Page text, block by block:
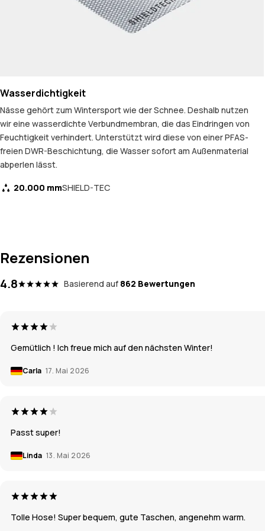
Wasserdichtigkeit
Nässe gehört zum Wintersport wie der Schnee. Deshalb nutzen
wir eine wasserdichte Verbundmembran, die das Eindringen von
Feuchtigkeit verhindert. Unterstützt wird diese von einer PFAS-
freien DWR-Beschichtung, die Wasser sofort am Außenmaterial
abperlen lässt.
20.000 mmSHIELD-TEC
Rezensionen
4.8 Basierend auf 862 Bewertungen
Gemütlich ! Ich freue mich auf den nächsten Winter!
Carla 17. Mai 2026
Passt super!
Linda 13. Mai 2026
Tolle Hose! Super bequem, gute Taschen, angenehm warm.